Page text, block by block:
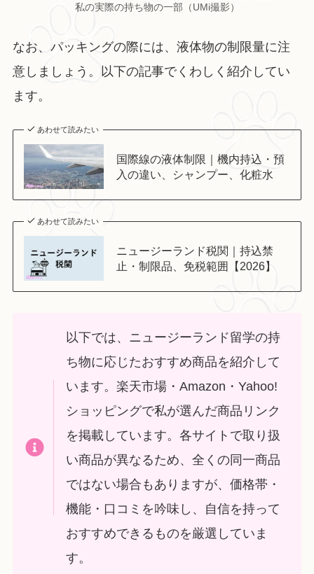
私の実際の持ち物の一部（UMi撮影）
なお、パッキングの際には、液体物の制限量に注
意しましょう。以下の記事でくわしく紹介してい
ます。
あわせて読みたい
国際線の液体制限｜機内持込・預
入の違い、シャンプー、化粧水
あわせて読みたい
ニュージーランド税関｜持込禁
止・制限品、免税範囲【2026】
以下では、ニュージーランド留学の持
ち物に応じたおすすめ商品を紹介して
います。楽天市場・Amazon・Yahoo!
ショッピングで私が選んだ商品リンク
を掲載しています。各サイトで取り扱
い商品が異なるため、全くの同一商品
ではない場合もありますが、価格帯・
機能・口コミを吟味し、自信を持って
おすすめできるものを厳選していま
す。